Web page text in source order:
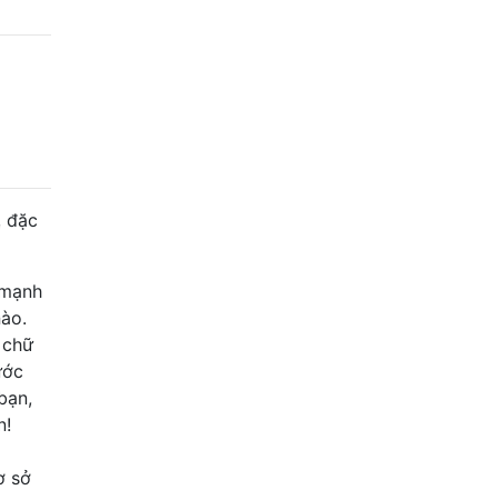
đặc
sở